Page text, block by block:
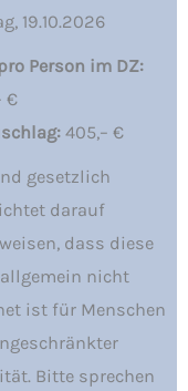
19.10.2026
Person im DZ:
€
405,– €
gesetzlich
darauf
dass diese
allgemein nicht
ist für Menschen
Bitte sprechen